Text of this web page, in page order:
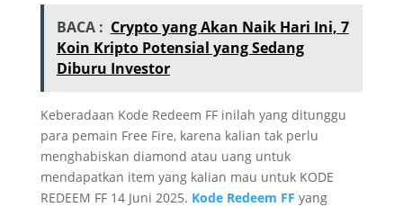
BACA : Crypto yang Akan Naik Hari Ini, 7
Koin Kripto Potensial yang Sedang
Diburu Investor
Keberadaan Kode Redeem FF inilah yang ditunggu
para pemain Free Fire, karena kalian tak perlu
menghabiskan diamond atau uang untuk
mendapatkan item yang kalian mau untuk KODE
REDEEM FF 14 Juni 2025. Kode Redeem FF yang